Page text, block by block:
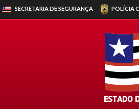
SECRETARIA DE SEGURANÇA POLÍCIA